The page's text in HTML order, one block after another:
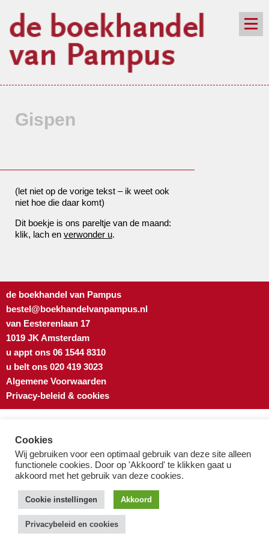
Gispen
(let niet op de vorige tekst – ik weet ook
niet hoe die daar komt)
Dit boekje is ons pareltje van de maand:
klik, lach en verwonder u.
de boekhandel van Pampus
bestel@boekhandelvanpampus.nl
van Eesterenlaan 17
1019 JK Amsterdam
u appt ons 06 1544 8310
u belt ons 020 419 3023
Algemene Voorwaarden
Privacy-beleid & cookies
Cookies
Wij gebruiken voor een optimaal gebruik van deze site alleen
functionele cookies. Door op 'Akkoord' te klikken gaat u
akkoord met het gebruik van deze cookies.
Cookie instellingen Akkoord
Privacybeleid en cookies